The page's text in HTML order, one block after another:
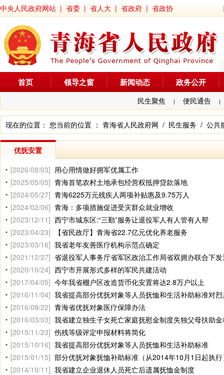
中央人民政府网站 | 省委 | 省人大 | 省政府 | 省政协
首页 领导之窗 新闻动态 政务公开
民生聚焦 | 便民通告 |
现在的位置： 您当前的位置 ： 青海省人民政府网 / 民生服务 / 公共
优抚安置
[2026/08/03] 用心用情做好拥军优属工作
[2025/05/05] 青海首笔农村土地承包经营权抵押贷款落地
[2024/05/27] 青海6225万元残疾人两项补贴惠及9.75万人
[2024/02/06] 青海：多项措施促进受灾群众就业增收
[2023/12/11] 西宁市城东区:“三勤”服务让退役军人有人管有人帮
[2023/04/23]
【省民政厅】青海省22.7亿元优化养老服务
[2023/03/16] 我省老年友善医疗机构示范点确定
[2021/12/27] 省退役军人事务厅省军区政治工作局省双拥办联合下发通知要
[2020/10/24] 西宁市开展形式多样的军民共建活动
[2017/04/05] 今年我省棚户区改造货币化安置将达2.8万户以上
[2016/11/04] 我省提高部分优抚对象等人员抚恤和生活补助标准对
[2016/08/22] 青海省优抚对象医疗保障办法
[2016/03/03] 我省建立独生子女死亡家庭抚慰金制度失独父母扶助金
[2015/11/23] 伤残等级评定申报材料将简化
[2015/10/16] 我省提高部分优抚对象等人员抚恤和生活补助标准
[2015/01/15] 部分优抚对象抚恤补助标准（从2014年10月1日起执
[2014/10/11] 我省建立企业退休人员死亡后遗属抚恤金制度